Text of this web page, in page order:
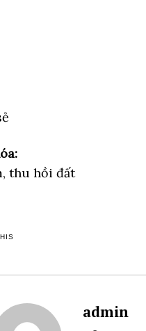
thu hồi đất
admin